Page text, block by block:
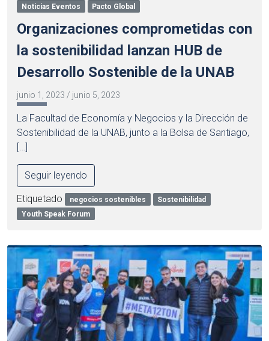
Noticias Eventos Pacto Global
Organizaciones comprometidas con
la sostenibilidad lanzan HUB de
Desarrollo Sostenible de la UNAB
junio 1, 2023 / junio 5, 2023
La Facultad de Economía y Negocios y la Dirección de
Sostenibilidad de la UNAB, junto a la Bolsa de Santiago,
[…]
Seguir leyendo
Etiquetado negocios sostenibles
Sostenibilidad
Youth Speak Forum